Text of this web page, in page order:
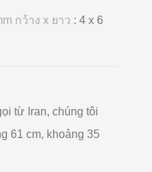
กว้าง x ยาว : 4 x 6
từ Iran, chúng tôi
61 cm, khoảng 35